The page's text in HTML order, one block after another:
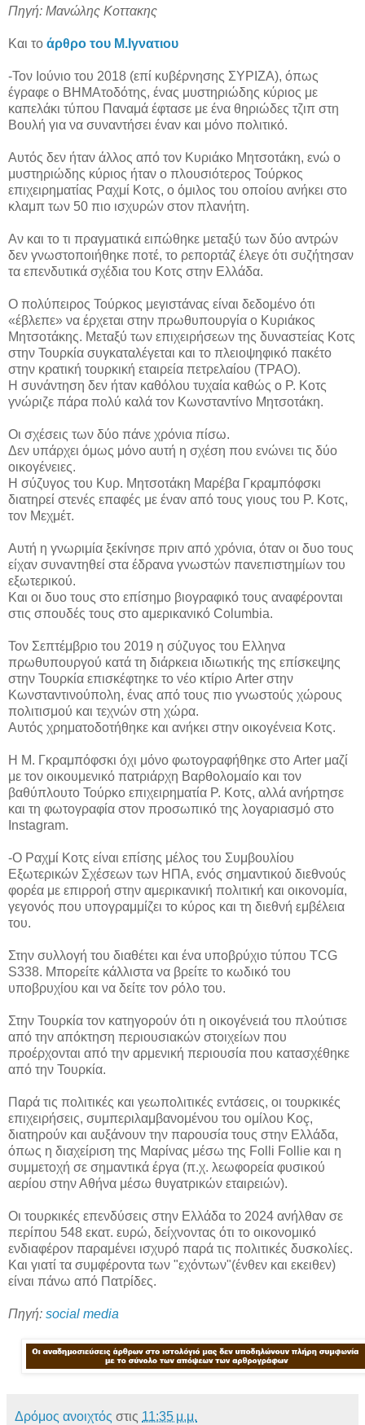
Πηγή: Μανώλης Κοττακης
Και το άρθρο του Μ.Ιγνατιου
-Τον Ιούνιο του 2018 (επί κυβέρνησης ΣΥΡΙΖΑ), όπως
έγραφε ο ΒΗΜΑτοδότης, ένας μυστηριώδης κύριος με
καπελάκι τύπου Παναμά έφτασε με ένα θηριώδες τζιπ στη
Βουλή για να συναντήσει έναν και μόνο πολιτικό.
Αυτός δεν ήταν άλλος από τον Κυριάκο Μητσοτάκη, ενώ ο
μυστηριώδης κύριος ήταν ο πλουσιότερος Τούρκος
επιχειρηματίας Ραχμί Κοτς, ο όμιλος του οποίου ανήκει στο
κλαμπ των 50 πιο ισχυρών στον πλανήτη.
Αν και το τι πραγματικά ειπώθηκε μεταξύ των δύο αντρών
δεν γνωστοποιήθηκε ποτέ, το ρεπορτάζ έλεγε ότι συζήτησαν
τα επενδυτικά σχέδια του Κοτς στην Ελλάδα.
Ο πολύπειρος Τούρκος μεγιστάνας είναι δεδομένο ότι
«έβλεπε» να έρχεται στην πρωθυπουργία ο Κυριάκος
Μητσοτάκης. Μεταξύ των επιχειρήσεων της δυναστείας Κοτς
στην Τουρκία συγκαταλέγεται και το πλειοψηφικό πακέτο
στην κρατική τουρκική εταιρεία πετρελαίου (ΤΡΑΟ).
Η συνάντηση δεν ήταν καθόλου τυχαία καθώς ο Ρ. Κοτς
γνώριζε πάρα πολύ καλά τον Κωνσταντίνο Μητσοτάκη.
Οι σχέσεις των δύο πάνε χρόνια πίσω.
Δεν υπάρχει όμως μόνο αυτή η σχέση που ενώνει τις δύο
οικογένειες.
Η σύζυγος του Κυρ. Μητσοτάκη Μαρέβα Γκραμπόφσκι
διατηρεί στενές επαφές με έναν από τους γιους του Ρ. Κοτς,
τον Μεχμέτ.
Αυτή η γνωριμία ξεκίνησε πριν από χρόνια, όταν οι δυο τους
είχαν συναντηθεί στα έδρανα γνωστών πανεπιστημίων του
εξωτερικού.
Και οι δυο τους στο επίσημο βιογραφικό τους αναφέρονται
στις σπουδές τους στο αμερικανικό Columbia.
Τον Σεπτέμβριο του 2019 η σύζυγος του Ελληνα
πρωθυπουργού κατά τη διάρκεια ιδιωτικής της επίσκεψης
στην Τουρκία επισκέφτηκε το νέο κτίριο Arter στην
Κωνσταντινούπολη, ένας από τους πιο γνωστούς χώρους
πολιτισμού και τεχνών στη χώρα.
Αυτός χρηματοδοτήθηκε και ανήκει στην οικογένεια Κοτς.
Η Μ. Γκραμπόφσκι όχι μόνο φωτογραφήθηκε στο Arter μαζί
με τον οικουμενικό πατριάρχη Βαρθολομαίο και τον
βαθύπλουτο Τούρκο επιχειρηματία Ρ. Κοτς, αλλά ανήρτησε
και τη φωτογραφία στον προσωπικό της λογαριασμό στο
Instagram.
-Ο Ραχμί Κοτς είναι επίσης μέλος του Συμβουλίου
Εξωτερικών Σχέσεων των ΗΠΑ, ενός σημαντικού διεθνούς
φορέα με επιρροή στην αμερικανική πολιτική και οικονομία,
γεγονός που υπογραμμίζει το κύρος και τη διεθνή εμβέλεια
του.
Στην συλλογή του διαθέτει και ένα υποβρύχιο τύπου TCG
S338. Μπορείτε κάλλιστα να βρείτε το κωδικό του
υποβρυχίου και να δείτε τον ρόλο του.
Στην Τουρκία τον κατηγορούν ότι η οικογένειά του πλούτισε
από την απόκτηση περιουσιακών στοιχείων που
προέρχονται από την αρμενική περιουσία που κατασχέθηκε
από την Τουρκία.
Παρά τις πολιτικές και γεωπολιτικές εντάσεις, οι τουρκικές
επιχειρήσεις, συμπεριλαμβανομένου του ομίλου Koç,
διατηρούν και αυξάνουν την παρουσία τους στην Ελλάδα,
όπως η διαχείριση της Μαρίνας μέσω της Folli Follie και η
συμμετοχή σε σημαντικά έργα (π.χ. λεωφορεία φυσικού
αερίου στην Αθήνα μέσω θυγατρικών εταιρειών).
Οι τουρκικές επενδύσεις στην Ελλάδα το 2024 ανήλθαν σε
περίπου 548 εκατ. ευρώ, δείχνοντας ότι το οικονομικό
ενδιαφέρον παραμένει ισχυρό παρά τις πολιτικές δυσκολίες.
Και γιατί τα συμφέροντα των "εχόντων"(ένθεν και εκειθεν)
είναι πάνω από Πατρίδες.
Πηγή: social media
Δρόμος ανοιχτός στις 11:35 μ.μ.